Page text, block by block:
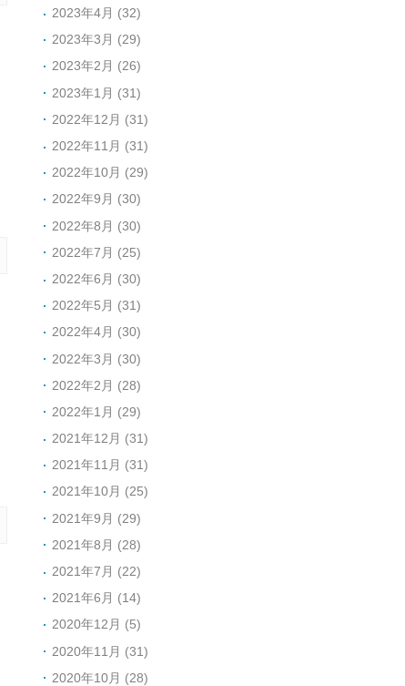
2023年4月 (32)
2023年3月 (29)
2023年2月 (26)
2023年1月 (31)
2022年12月 (31)
2022年11月 (31)
2022年10月 (29)
2022年9月 (30)
2022年8月 (30)
2022年7月 (25)
2022年6月 (30)
2022年5月 (31)
2022年4月 (30)
2022年3月 (30)
2022年2月 (28)
2022年1月 (29)
2021年12月 (31)
2021年11月 (31)
2021年10月 (25)
2021年9月 (29)
2021年8月 (28)
2021年7月 (22)
2021年6月 (14)
2020年12月 (5)
2020年11月 (31)
2020年10月 (28)